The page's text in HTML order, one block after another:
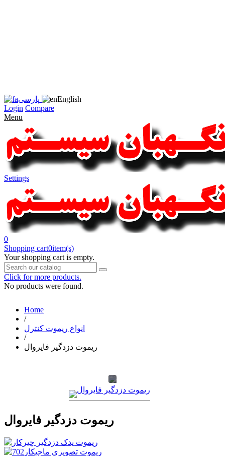
پارسی
English
Login Compare
Menu
Settings
0
Shopping cart0item(s)
Your shopping cart is empty.
Click for more products.
No products were found.
Home
/
انواع ریموت کنترل
/
ریموت دزدگیر فایروال
ریموت دزدگیر فایروال